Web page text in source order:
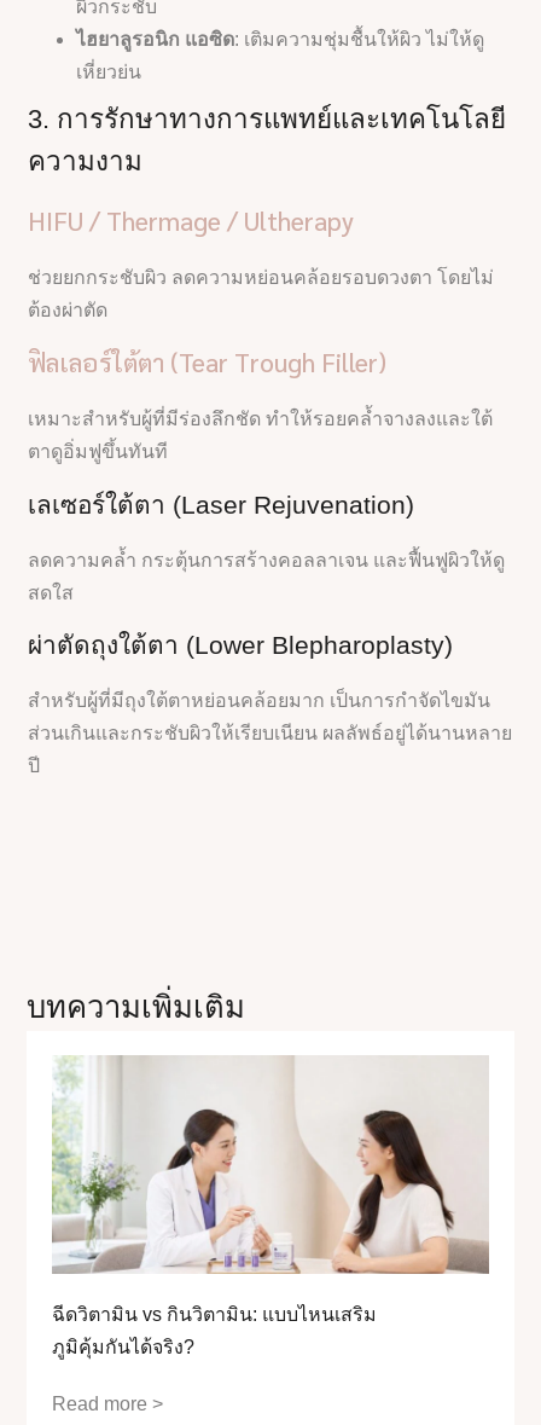
ผิวกระชับ
ไฮยาลูรอนิก แอซิด: เติมความชุ่มชื้นให้ผิว ไม่ให้ดู
เหี่ยวย่น
3. การรักษาทางการแพทย์และเทคโนโลยี
ความงาม
HIFU / Thermage / Ultherapy
ช่วยยกกระชับผิว ลดความหย่อนคล้อยรอบดวงตา โดยไม่
ต้องผ่าตัด
ฟิลเลอร์ใต้ตา (Tear Trough Filler)
เหมาะสำหรับผู้ที่มีร่องลึกชัด ทำให้รอยคล้ำจางลงและใต้
ตาดูอิ่มฟูขึ้นทันที
เลเซอร์ใต้ตา (Laser Rejuvenation)
ลดความคล้ำ กระตุ้นการสร้างคอลลาเจน และฟื้นฟูผิวให้ดู
สดใส
ผ่าตัดถุงใต้ตา (Lower Blepharoplasty)
สำหรับผู้ที่มีถุงใต้ตาหย่อนคล้อยมาก เป็นการกำจัดไขมัน
ส่วนเกินและกระชับผิวให้เรียบเนียน ผลลัพธ์อยู่ได้นานหลาย
ปี
บทความเพิ่มเติม
ฉีดวิตามิน vs กินวิตามิน: แบบไหนเสริม
ภูมิคุ้มกันได้จริง?
Read more >